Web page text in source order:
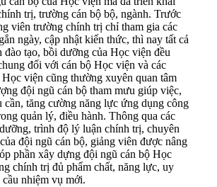
trị, trường cán bộ bộ, ngành. Trước
viên trường chính trị chỉ tham gia các
ngày, cập nhật kiến thức, thì nay tất cả
đào tạo, bồi dưỡng của Học viện đều
đối với cán bộ Học viện và các
viện cũng thường xuyên quan tâm
đội ngũ cán bộ tham mưu giúp việc,
cần, tăng cường năng lực ứng dụng công
quản lý, điều hành. Thông qua các
trình độ lý luận chính trị, chuyên
đội ngũ cán bộ, giảng viên được nâng
phần xây dựng đội ngũ cán bộ Học
chính trị đủ phẩm chất, năng lực, uy
nhiệm vụ mới.